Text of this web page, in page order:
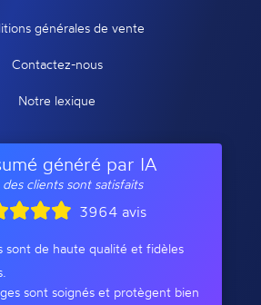
générales de vente
Contactez-nous
Notre lexique
généré par IA
clients sont satisfaits
3964 avis
sont de haute qualité et fidèles
sont soignés et protègent bien